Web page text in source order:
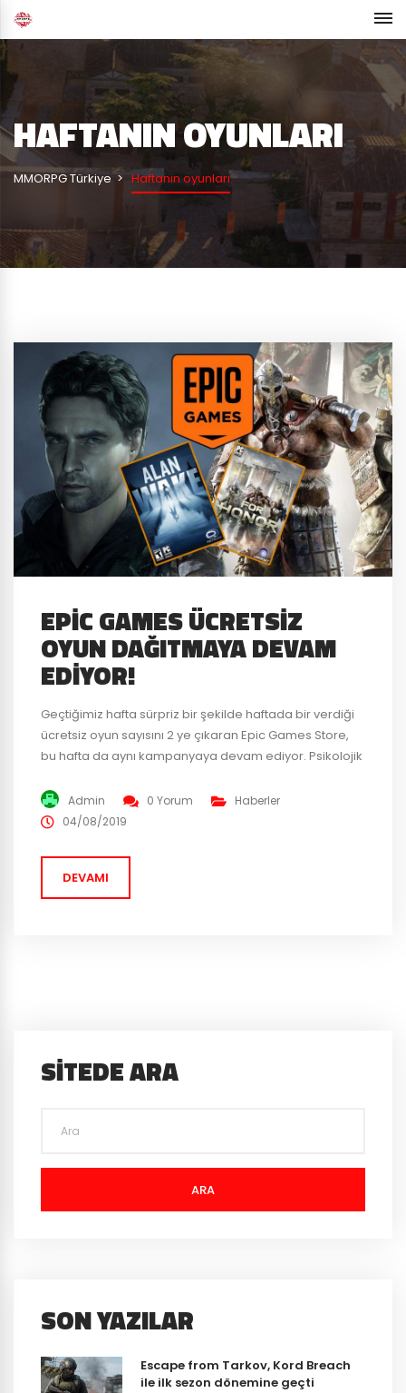
HAFTANIN OYUNLARI
MMORPG Türkiye Haftanın oyunları
EPIC GAMES ÜCRETSIZ
OYUN DAĞITMAYA DEVAM
EDIYOR!
Geçtiğimiz hafta sürpriz bir şekilde haftada bir verdiği
ücretsiz oyun sayısını 2 ye çıkaran Epic Games Store,
bu hafta da aynı kampanyaya devam ediyor. Psikolojik
For Honor oyun severlere ücretsiz olarak sunuluyor.
Epic Games Store bu duruma şöyle bir açıklık getirdi.
Admin 0 Yorum
Haberler
04/08/2019
DEVAMI
SITEDE ARA
ARA
SON YAZILAR
Escape from Tarkov, Kord Breach
ile ilk sezon dönemine geçti